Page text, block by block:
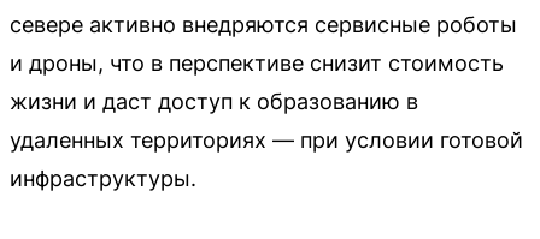
севере активно внедряются сервисные роботы
и дроны, что в перспективе снизит стоимость
жизни и даст доступ к образованию в
удаленных территориях — при условии готовой
инфраструктуры.